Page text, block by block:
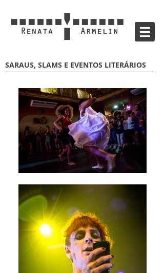
SARAUS, SLAMS E EVENTOS LITERÁRIOS